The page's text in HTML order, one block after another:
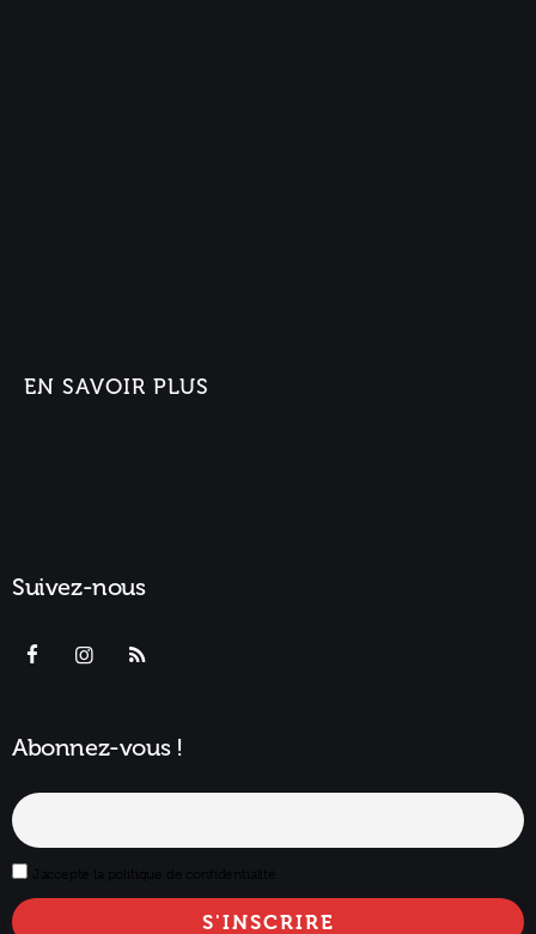
EN SAVOIR PLUS
Suivez-nous
Abonnez-vous !
J'accepte la politique de confidentialité